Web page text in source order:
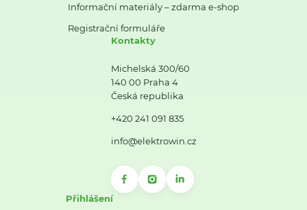
Informační materiály – zdarma e-shop
Registrační formuláře
Kontakty
Michelská 300/60
140 00 Praha 4
Česká republika
+420 241 091 835
info@elektrowin.cz
Přihlášení